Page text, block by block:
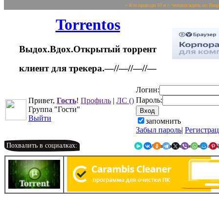
~ Кто приводи 10 и > человек/вдень по
Torrentos
Выдох.Вдох.Открытый торрент
клиент для трекера.—//—//—//—
Привет, Гость! Профиль | ЛС ()
Группа "Гости"
Выйти
Логин:
Пароль:
запомнить
Забыл пароль|
Похвалить в социалках: Я.Мессенджер